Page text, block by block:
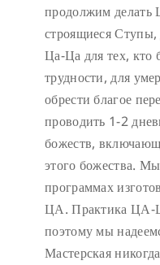
продолжим делать
строящиеся
Ца-Ца для тех, кто
трудности, для
обрести благое
проводить 1-2
божеств,
этого божества.
программах
ЦА. Практика ЦА-
поэтому мы
Мастерская